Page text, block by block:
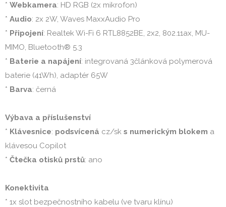
* Webkamera: HD RGB (2x mikrofon)
* Audio: 2x 2W, Waves MaxxAudio Pro
* Připojení: Realtek Wi-Fi 6 RTL8852BE, 2x2, 802.11ax, MU-
MIMO, Bluetooth® 5.3
* Baterie a napájení: integrovaná 3článková polymerová
baterie (41Wh), adaptér 65W
* Barva: černá
Výbava a příslušenství
* Klávesnice: podsvícená cz/sk s numerickým blokem a
klávesou Copilot
* Čtečka otisků prstů: ano
Konektivita
* 1x slot bezpečnostního kabelu (ve tvaru klínu)